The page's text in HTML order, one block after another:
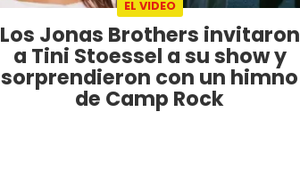
EL VIDEO
Los Jonas Brothers invitaron
a Tini Stoessel a su show y
sorprendieron con un himno
de Camp Rock